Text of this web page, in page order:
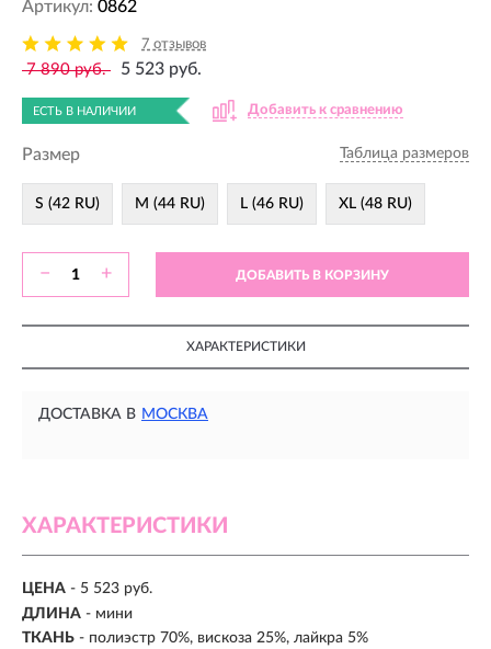
Артикул: 0862
7 отзывов
7 890 руб. 5 523 руб.
ЕСТЬ В НАЛИЧИИ Добавить к сравнению
Размер Таблица размеров
S (42 RU) M (44 RU) L (46 RU) XL (48 RU)
− + ДОБАВИТЬ В КОРЗИНУ
ХАРАКТЕРИСТИКИ
ДОСТАВКА В МОСКВА
ХАРАКТЕРИСТИКИ
ЦЕНА - 5 523 руб.
ДЛИНА - мини
ТКАНЬ - полиэстр 70%, вискоза 25%, лайкра 5%